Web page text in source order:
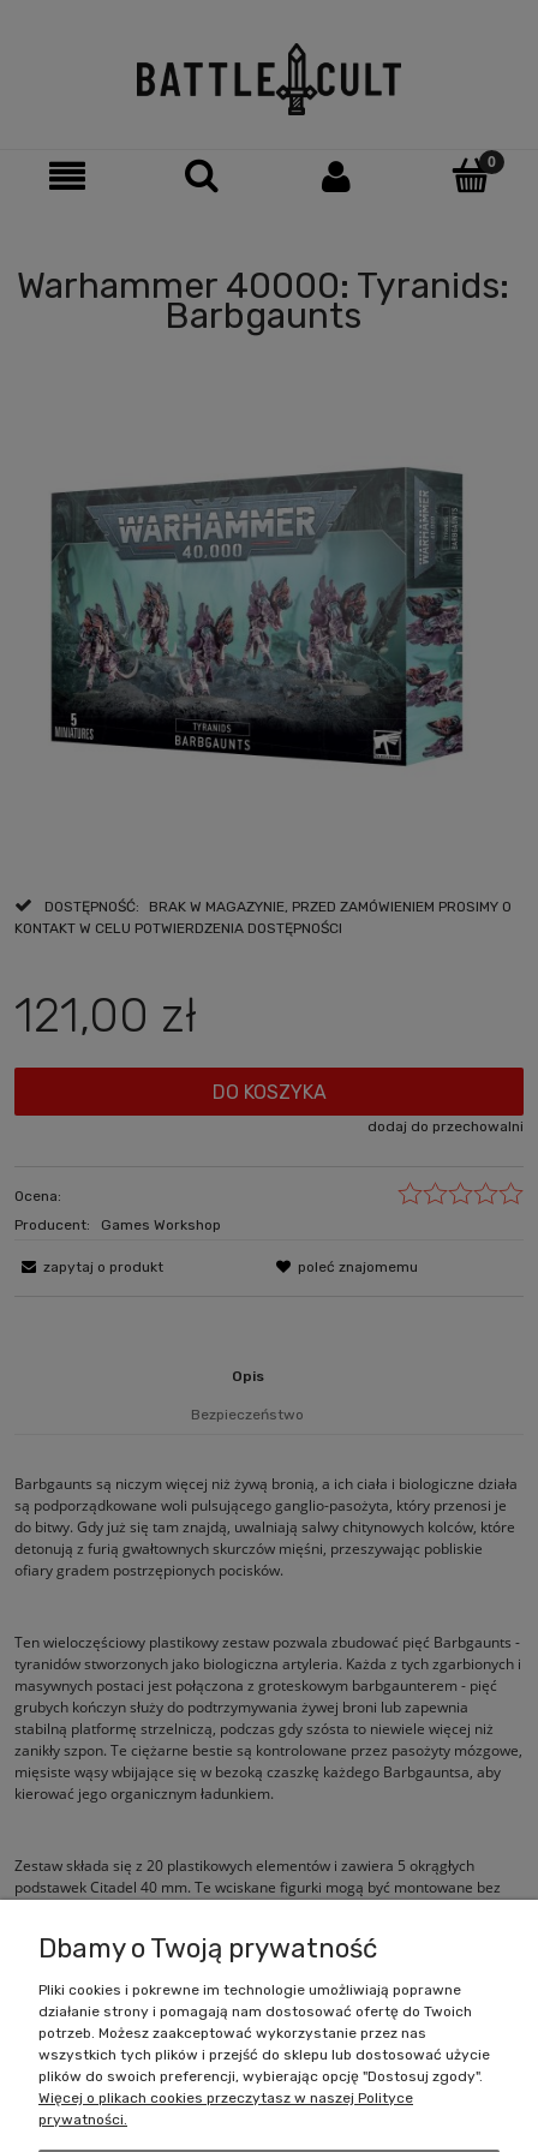
Warhammer 40000: Tyranids:
Barbgaunts
DOSTĘPNOŚĆ:
BRAK W MAGAZYNIE, PRZED ZAMÓWIENIEM PROSIMY O
KONTAKT W CELU POTWIERDZENIA DOSTĘPNOŚCI
121,00 zł
DO KOSZYKA
dodaj do przechowalni
Ocena:
Producent:
Games Workshop
zapytaj o produkt poleć znajomemu
Opis
Bezpieczeństwo
Barbgaunts są niczym więcej niż żywą bronią, a ich ciała i biologiczne działa
są podporządkowane woli pulsującego ganglio-pasożyta, który przenosi je
do bitwy. Gdy już się tam znajdą, uwalniają salwy chitynowych kolców, które
detonują z furią gwałtownych skurczów mięśni, przeszywając pobliskie
ofiary gradem postrzępionych pocisków.
Ten wieloczęściowy plastikowy zestaw pozwala zbudować pięć Barbgaunts -
tyranidów stworzonych jako biologiczna artyleria. Każda z tych zgarbionych i
masywnych postaci jest połączona z groteskowym barbgaunterem - pięć
grubych kończyn służy do podtrzymywania żywej broni lub zapewnia
stabilną platformę strzelniczą, podczas gdy szósta to niewiele więcej niż
zanikły szpon. Te ciężarne bestie są kontrolowane przez pasożyty mózgowe,
mięsiste wąsy wbijające się w bezoką czaszkę każdego Barbgauntsa, aby
kierować jego organicznym ładunkiem.
Zestaw składa się z 20 plastikowych elementów i zawiera 5 okrągłych
podstawek Citadel 40 mm. Te wciskane figurki mogą być montowane bez
Zakupy
Pomoc
Dbamy o Twoją prywatność
Pliki cookies i pokrewne im technologie umożliwiają poprawne
działanie strony i pomagają nam dostosować ofertę do Twoich
potrzeb. Możesz zaakceptować wykorzystanie przez nas
wszystkich tych plików i przejść do sklepu lub dostosować użycie
plików do swoich preferencji, wybierając opcję "Dostosuj zgody".
Więcej o plikach cookies przeczytasz w naszej Polityce
prywatności.